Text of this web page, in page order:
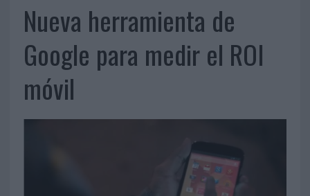
Nueva herramienta de
Google para medir el ROI
móvil